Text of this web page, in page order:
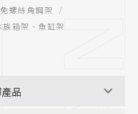
螺絲角鋼架
箱架、魚缸架
品